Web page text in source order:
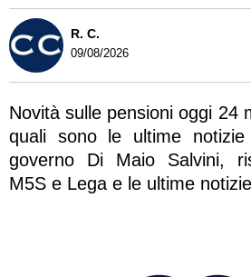
R. C.
09/08/2026
Novità sulle pensioni oggi 24
quali sono le ultime
governo Di Maio Salvini,
M5S e Lega e le ultime